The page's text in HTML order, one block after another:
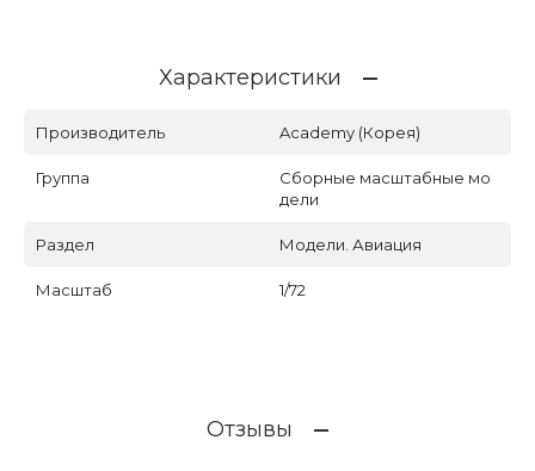
Характеристики
Производитель Academy (Корея)
Группа
Сборные масштабные мо
дели
Раздел Модели. Авиация
Масштаб 1/72
Отзывы